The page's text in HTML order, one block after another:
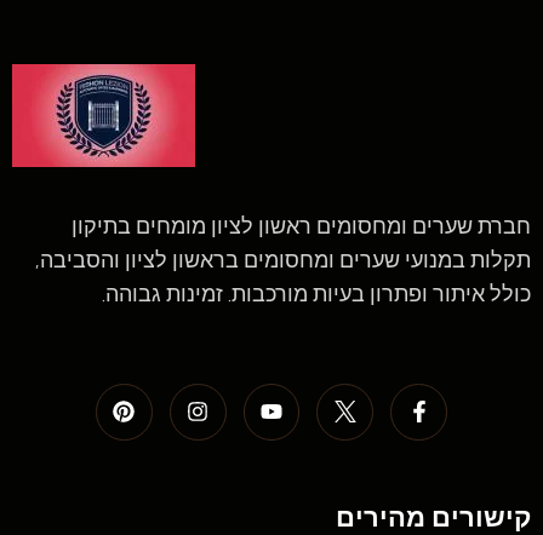
חברת שערים ומחסומים ראשון לציון מומחים בתיקון
תקלות במנועי שערים ומחסומים בראשון לציון והסביבה,
כולל איתור ופתרון בעיות מורכבות. זמינות גבוהה.
קישורים מהירים